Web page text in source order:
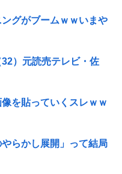
ングがブームｗｗいまや
32）元読売テレビ・佐
を貼っていくスレｗｗ
やらかし展開」って結局